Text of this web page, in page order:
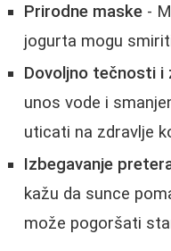
Prirodne maske -
jogurta mogu
Dovoljno tečnosti i
unos vode i
uticati na zdravlje
Izbegavanje
kažu da sunce
može pogoršati